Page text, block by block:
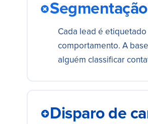
Cada lead é
comportamento. A
alguém classificar
Disparo de